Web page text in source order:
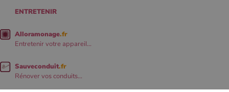
ENTRETENIR
Alloramonage.fr
Entretenir votre appareil...
Sauveconduit.fr
Rénover vos conduits...